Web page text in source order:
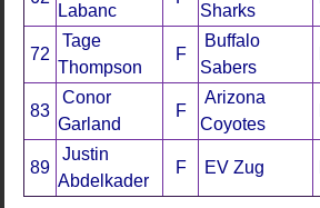
Labanc
Sharks
72
Tage
Thompson
F
Buffalo
Sabers
83
Conor
Garland
F
Arizona
Coyotes
89
Justin
Abdelkader
F EV Zug